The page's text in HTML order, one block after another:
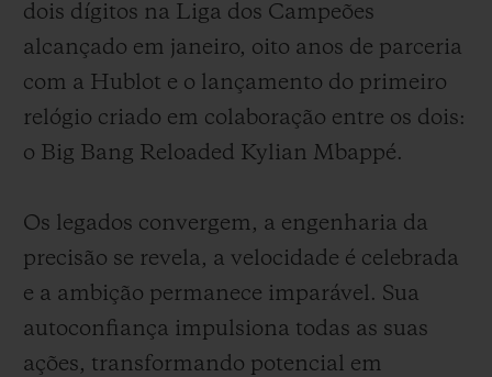
dois dígitos na Liga dos Campeões
alcançado em janeiro, oito anos de parceria
com a Hublot e o lançamento do primeiro
relógio criado em colaboração entre os dois:
o Big Bang Reloaded Kylian Mbappé.
Os legados convergem, a engenharia da
precisão se revela, a velocidade é celebrada
e a ambição permanece imparável. Sua
autoconfiança impulsiona todas as suas
ações, transformando potencial em